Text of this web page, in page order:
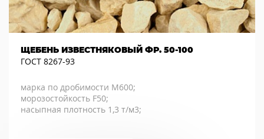
ЩЕБЕНЬ ИЗВЕСТНЯКОВЫЙ ФР. 50-100
ГОСТ 8267-93
марка по дробимости М600;
морозостойкость F50;
насыпная плотность 1,3 т/м3;